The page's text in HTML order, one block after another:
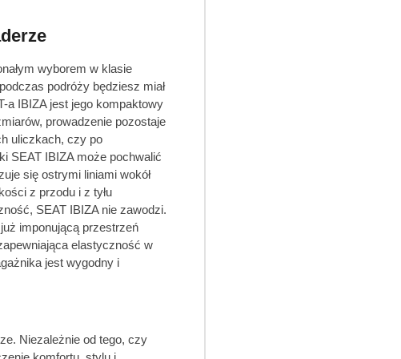
wyborem w klasie
podróży będziesz miał
a IBIZA jest jego kompaktowy
prowadzenie pozostaje
uliczkach, czy po
SEAT IBIZA może pochwalić
się ostrymi liniami wokół
z przodu i z tyłu
SEAT IBIZA nie zawodzi.
imponującą przestrzeń
elastyczność w
jest wygodny i
Niezależnie od tego, czy